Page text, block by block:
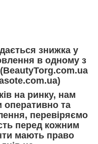
знижка у
в одному з
на ринку, нам
оперативно та
перевіряємо
перед кожним
мають право